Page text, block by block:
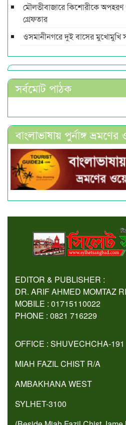
মৌলভীবাজারে কিশোরীকে
গ্রেফতার
ওসমানীনগরে দুই বাসের মুখোমুখি
সর্বমোট পাঠক
বাংলাভাষায় পুর্নাঙ্গ
EDITOR & PUBLISHER :
DR. ARIF AHMED MOMTAZ
MOBILE : 01715110022
PHONE : 0821 716229
OFFICE : SHUVECHCHA-191
MIAH FAZIL CHIST R/A
AMBAKHANA WEST
SYLHET-3100